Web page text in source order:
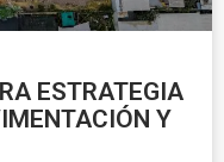
ESTRATEGIA
Y